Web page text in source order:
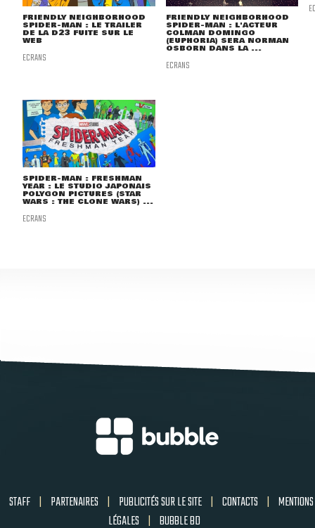
FRIENDLY NEIGHBORHOOD
SPIDER-MAN : LE TRAILER
DE LA D23 FUITE SUR LE
WEB
ECRANS
FRIENDLY NEIGHBORHOOD
SPIDER-MAN : L'ACTEUR
COLMAN DOMINGO
(EUPHORIA) SERA NORMAN
OSBORN DANS LA ...
ECRANS
SPIDER-MAN : FRESHMAN
YEAR : LE STUDIO JAPONAIS
POLYGON PICTURES (STAR
WARS : THE CLONE WARS) ...
ECRANS
STAFF | PARTENAIRES | PUBLICITÉS SUR LE SITE | CONTACTS | MENTIONS
LÉGALES | BUBBLE BD